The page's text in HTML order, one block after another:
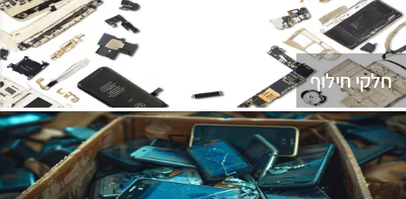
חלקי חילוף